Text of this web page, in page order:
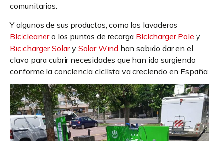
comunitarios.
Y algunos de sus productos, como los lavaderos
Bicicleanero los puntos de recarga Bicicharger Pole y
Bicicharger Solary Solar Wind han sabido dar en el
clavo para cubrir necesidades que han ido surgiendo
conforme la conciencia ciclista va creciendo en España.